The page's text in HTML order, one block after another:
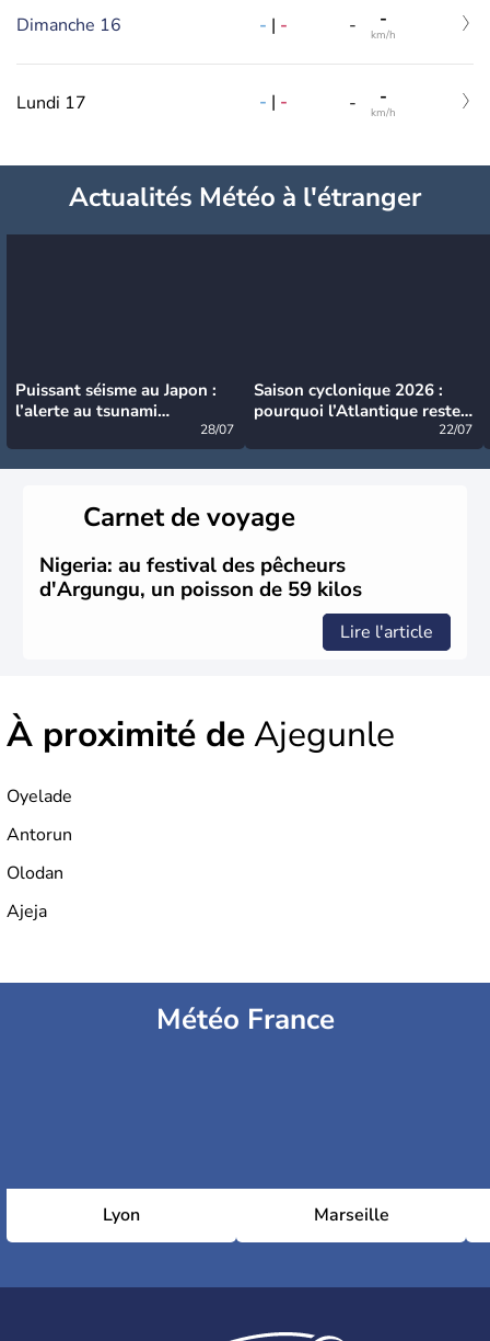
Dimanche 16 - | - - -
km/h
Lundi 17 - | - - -
km/h
Actualités Météo à l'étranger
Puissant séisme au Japon :
l’alerte au tsunami
28/07
Saison cyclonique 2026 :
pourquoi l’Atlantique reste
22/07
Carnet de voyage
Nigeria: au festival des pêcheurs
d'Argungu, un poisson de 59 kilos
Lire l'article
À proximité deAjegunle
Oyelade
Antorun
Olodan
Ajeja
Météo France
Lyon Marseille